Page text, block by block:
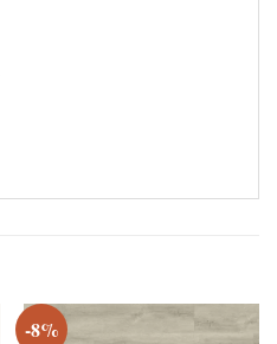
-8%